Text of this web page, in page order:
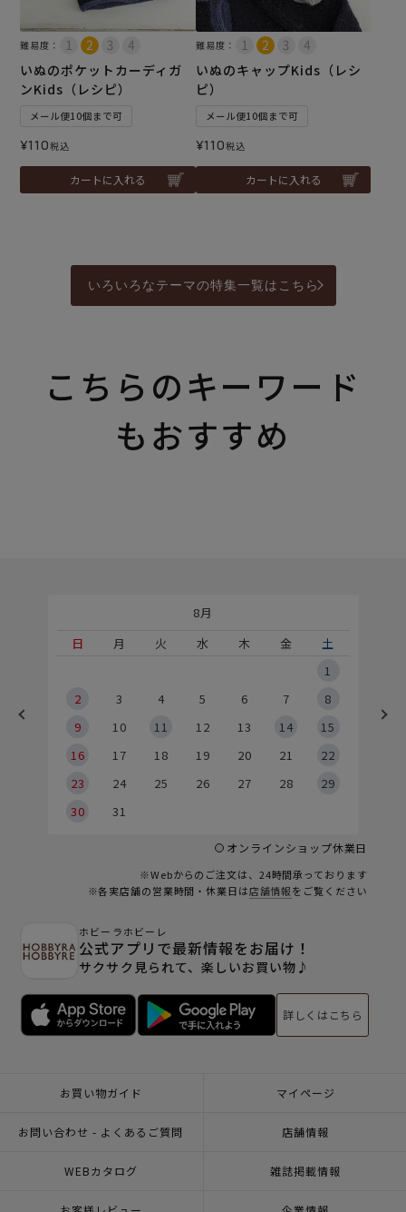
難易度：
いぬのポケットカーディガ
ンKids（レシピ）
メール便10個まで可
¥110税込
カートに入れる
難易度：
いぬのキャップKids（レシ
ピ）
メール便10個まで可
¥110税込
カートに入れる
いろいろなテーマの特集一覧はこちら
こちらのキーワード
もおすすめ
8月
日
月 火 水 木 金
土
1
2
3 4 5 6 7
8
9
10 11 12 13 14
15
16
17 18 19 20 21
22
23
24 25 26 27 28
29
30
31
オンラインショップ休業日
※Webからのご注文は、24時間承っております
※各実店舗の営業時間・休業日は店舗情報をご覧ください
ホビーラホビーレ
公式アプリで最新情報をお届け！
サクサク見られて、楽しいお買い物♪
詳しくはこちら
お買い物ガイド マイページ
お問い合わせ - よくあるご質問 店舗情報
WEBカタログ 雑誌掲載情報